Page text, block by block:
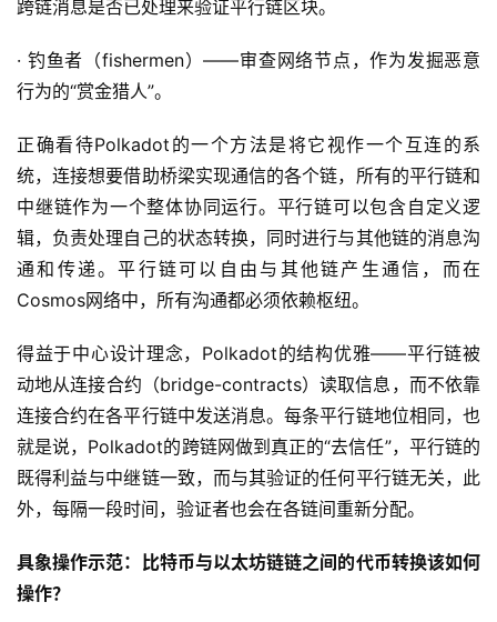
跨链消息是否已处理来验证平行链区块。
· 钓鱼者（fishermen）——审查网络节点，作为发掘恶意
行为的“赏金猎人”。
正确看待Polkadot的一个方法是将它视作一个互连的系
统，连接想要借助桥梁实现通信的各个链，所有的平行链和
中继链作为一个整体协同运行。平行链可以包含自定义逻
辑，负责处理自己的状态转换，同时进行与其他链的消息沟
通和传递。平行链可以自由与其他链产生通信，而在
Cosmos网络中，所有沟通都必须依赖枢纽。
得益于中心设计理念，Polkadot的结构优雅——平行链被
动地从连接合约（bridge-contracts）读取信息，而不依靠
连接合约在各平行链中发送消息。每条平行链地位相同，也
就是说，Polkadot的跨链网做到真正的“去信任”，平行链的
既得利益与中继链一致，而与其验证的任何平行链无关，此
外，每隔一段时间，验证者也会在各链间重新分配。
具象操作示范：比特币与以太坊链链之间的代币转换该如何
操作？